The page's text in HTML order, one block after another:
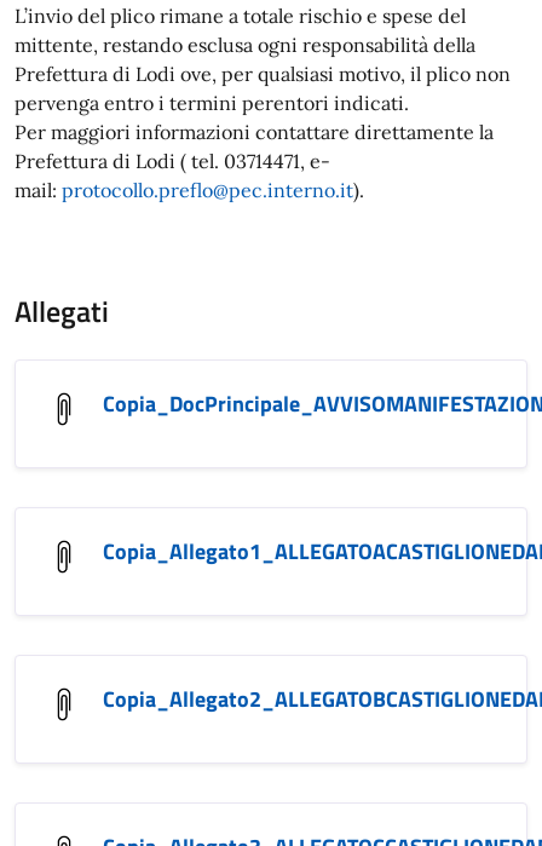
L’invio del plico rimane a totale rischio e spese del
mittente, restando esclusa ogni responsabilità della
Prefettura di Lodi ove, per qualsiasi motivo, il plico non
pervenga entro i termini perentori indicati.
Per maggiori informazioni contattare direttamente la
Prefettura di Lodi ( tel. 03714471, e-
mail: protocollo.preflo@pec.interno.it).
Allegati